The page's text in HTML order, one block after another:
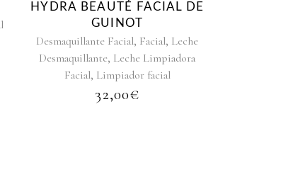
HYDRA BEAUTÉ FACIAL DE
GUINOT
Desmaquillante Facial, Facial, Leche
Desmaquillante, Leche Limpiadora
Facial, Limpiador facial
32,00€